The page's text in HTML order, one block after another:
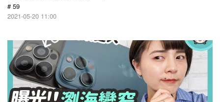
# 59
2021-05-20 11:00